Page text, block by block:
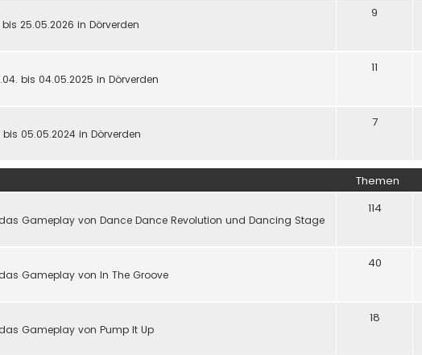
25.05.2026 in Dörverden
9
bis 04.05.2025 in Dörverden
11
05.05.2024 in Dörverden
7
Themen
Gameplay von Dance Dance Revolution und Dancing Stage
114
Gameplay von In The Groove
40
Gameplay von Pump It Up
18